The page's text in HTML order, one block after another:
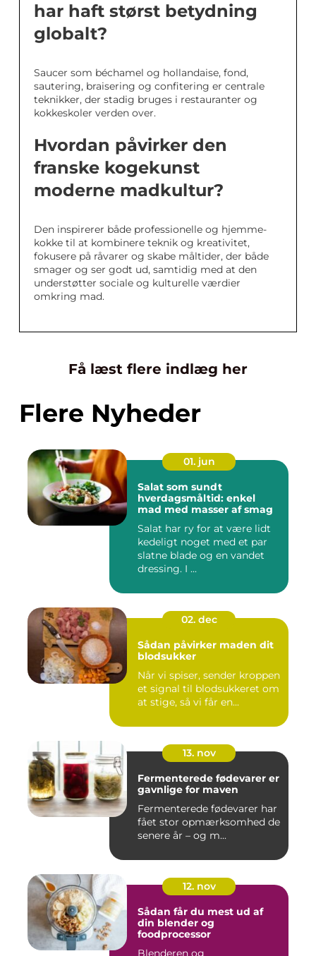
har haft størst betydning
globalt?
Saucer som béchamel og hollandaise, fond,
sautering, braisering og confitering er centrale
teknikker, der stadig bruges i restauranter og
kokkeskoler verden over.
Hvordan påvirker den
franske kogekunst
moderne madkultur?
Den inspirerer både professionelle og hjemme-
kokke til at kombinere teknik og kreativitet,
fokusere på råvarer og skabe måltider, der både
smager og ser godt ud, samtidig med at den
understøtter sociale og kulturelle værdier
omkring mad.
Få læst flere indlæg her
Flere Nyheder
01. jun
Salat som sundt
hverdagsmåltid: enkel
mad med masser af smag
Salat har ry for at være lidt
kedeligt noget med et par
slatne blade og en vandet
dressing. I ...
02. dec
Sådan påvirker maden dit
blodsukker
Når vi spiser, sender kroppen
et signal til blodsukkeret om
at stige, så vi får en...
13. nov
Fermenterede fødevarer er
gavnlige for maven
Fermenterede fødevarer har
fået stor opmærksomhed de
senere år – og m...
12. nov
Sådan får du mest ud af
din blender og
foodprocessor
Blenderen og